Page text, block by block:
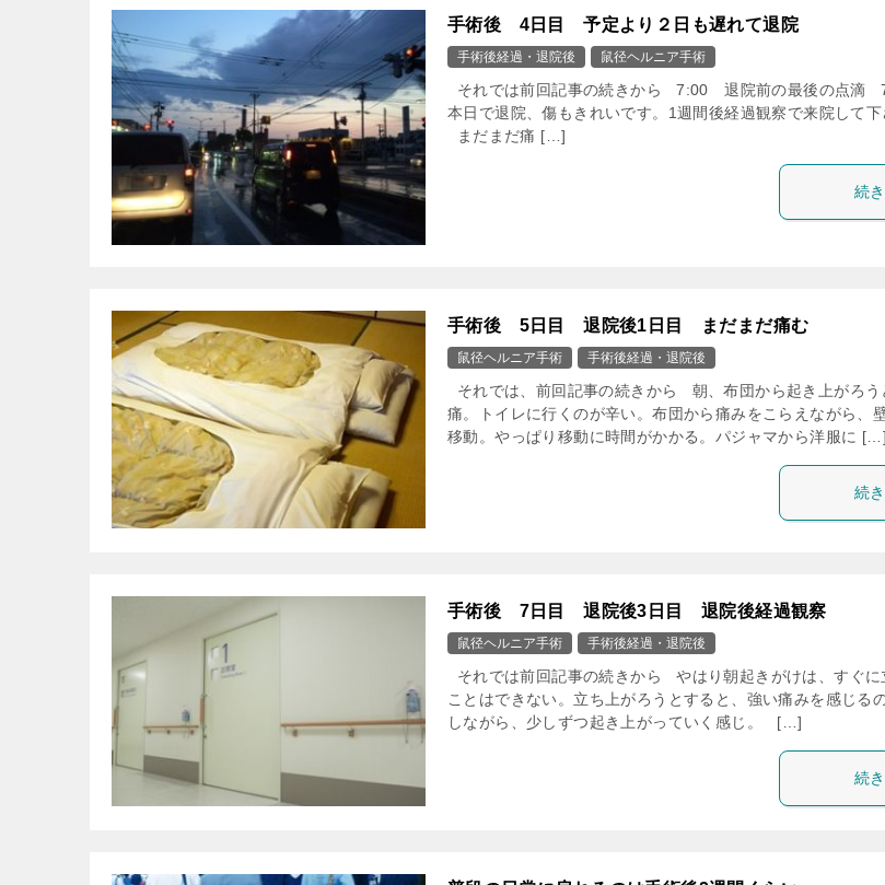
手術後 4日目 予定より２日も遅れて退院
手術後経過・退院後 鼠径ヘルニア手術
それでは前回記事の続きから 7:00 退院前の最後の点滴
本日で退院、傷もきれいです。1週間後経過観察で来院して下
まだまだ痛 […]
続
手術後 5日目 退院後1日目 まだまだ痛む
鼠径ヘルニア手術 手術後経過・退院後
それでは、前回記事の続きから 朝、布団から起き上がろう
痛。トイレに行くのが辛い。布団から痛みをこらえながら、
移動。やっぱり移動に時間がかかる。パジャマから洋服に […]
続
手術後 7日目 退院後3日目 退院後経過観察
鼠径ヘルニア手術 手術後経過・退院後
それでは前回記事の続きから やはり朝起きがけは、すぐに
ことはできない。立ち上がろうとすると、強い痛みを感じる
しながら、少しずつ起き上がっていく感じ。 […]
続